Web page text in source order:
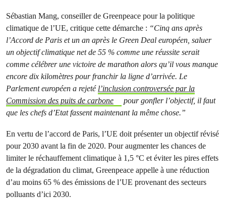
Sébastian Mang, conseiller de Greenpeace pour la politique
climatique de l’UE, critique cette démarche : “Cinq ans après
l’Accord de Paris et un an après le Green Deal européen, saluer
un objectif climatique net de 55 % comme une réussite serait
comme célébrer une victoire de marathon alors qu’il vous manque
encore dix kilomètres pour franchir la ligne d’arrivée. Le
Parlement européen a rejeté l’inclusion controversée par la
Commission des puits de carbone
pour gonfler l’objectif, il faut
que les chefs d’Etat fassent maintenant la même chose.”
En vertu de l’accord de Paris, l’UE doit présenter un objectif révisé
pour 2030 avant la fin de 2020. Pour augmenter les chances de
limiter le réchauffement climatique à 1,5 °C et éviter les pires effets
de la dégradation du climat, Greenpeace appelle à une réduction
d’au moins 65 % des émissions de l’UE provenant des secteurs
polluants d’ici 2030.